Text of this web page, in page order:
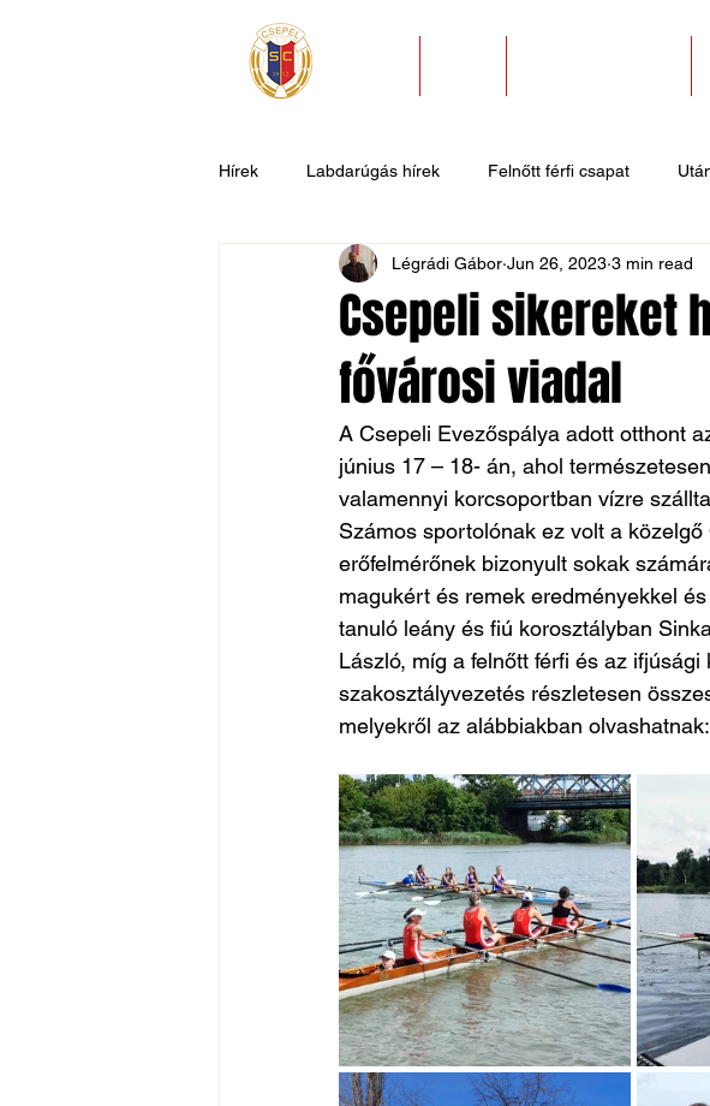
Hírek Labdarúgás hírek Felnőtt férfi csapat
U9 U7 Evezős hírek Sportlövő
Csepel SC II Általános hírek
Csepeli sikereket
fővárosi viadal
Légrádi Gábor Jun 26, 2023 3 min read
A Csepeli Evezőspálya adott otthont
június 17 – 18- án, ahol
valamennyi korcsoportban vízre
Számos sportolónak ez volt a
erőfelmérőnek bizonyult sokak
magukért és remek eredményekkel
tanuló leány és fiú korosztályban
László, míg a felnőtt férfi és az
szakosztályvezetés részletesen
melyekről az alábbiakban olvashatnak: